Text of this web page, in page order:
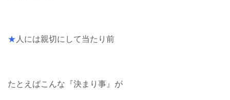
★人には親切にして当たり前
たとえばこんな『決まり事』が